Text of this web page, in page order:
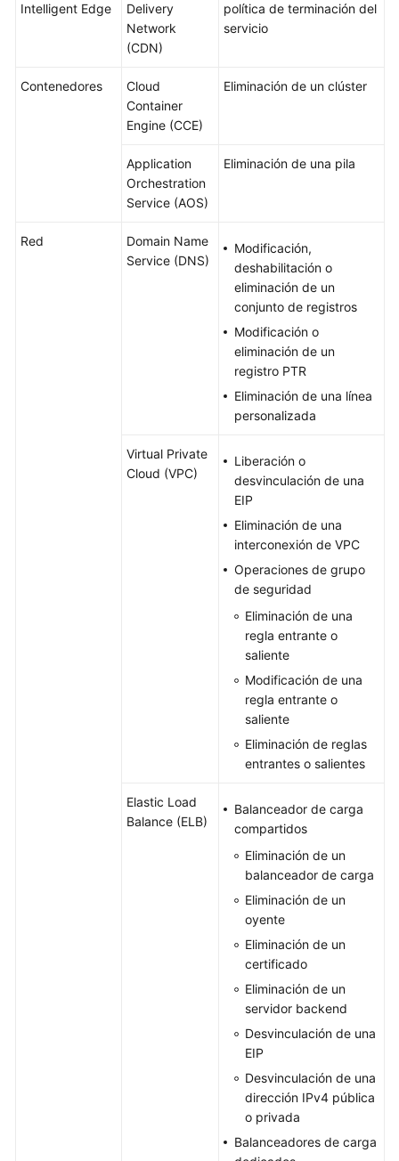
Intelligent Edge
Delivery
Network
(CDN)
política de terminación del
servicio
Contenedores
Cloud
Container
Engine (CCE)
Eliminación de un clúster
Application
Orchestration
Service (AOS)
Eliminación de una pila
Red
Domain Name
Service (DNS)
Modificación,
deshabilitación o
eliminación de un
conjunto de registros
Modificación o
eliminación de un
registro PTR
Eliminación de una línea
personalizada
Virtual Private
Cloud (VPC)
Liberación o
desvinculación de una
EIP
Eliminación de una
interconexión de VPC
Operaciones de grupo
de seguridad
Eliminación de una
regla entrante o
saliente
Modificación de una
regla entrante o
saliente
Eliminación de reglas
entrantes o salientes
Elastic Load
Balance (ELB)
Balanceador de carga
compartidos
Eliminación de un
balanceador de carga
Eliminación de un
oyente
Eliminación de un
certificado
Eliminación de un
servidor backend
Desvinculación de una
EIP
Desvinculación de una
dirección IPv4 pública
o privada
Balanceadores de carga